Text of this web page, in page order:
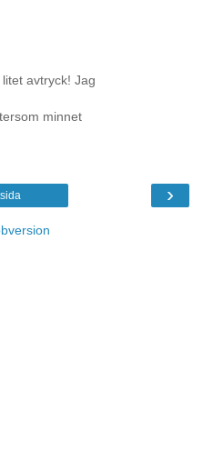
avtryck! Jag
minnet
›